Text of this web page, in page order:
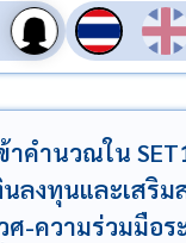
สลับเสียงอ่าน
าคำนวณใน
นลงทุนและเสริ
ศ-ความร่วมมือ